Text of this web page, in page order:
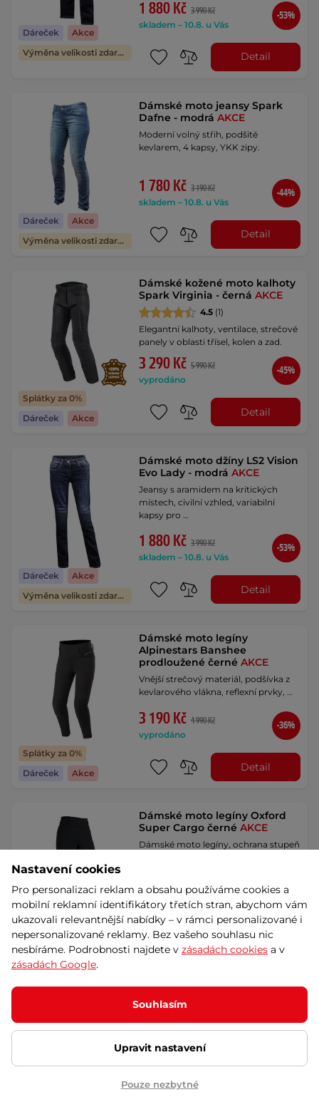
Dáreček
Akce
Výměna velikosti zdarma
1 880 Kč 3 990 Kč
skladem – 10.8. u Vás
-53%
Detail
Dáreček
Akce
Výměna velikosti zdarma
Dámské moto jeansy Spark
Dafne - modráAKCE
Moderní volný střih, podšité
kevlarem, 4 kapsy, YKK zipy.
1 780 Kč 3 190 Kč
skladem – 10.8. u Vás
-44%
Detail
Splátky za 0%
Dáreček
Akce
Dámské kožené moto kalhoty
Spark Virginia - černáAKCE
4.5 (1)
Elegantní kalhoty, ventilace, strečové
panely v oblasti třísel, kolen a zad.
3 290 Kč 5 990 Kč
vyprodáno
-45%
Detail
Dáreček
Akce
Výměna velikosti zdarma
Dámské moto džíny LS2 Vision
Evo Lady - modráAKCE
Jeansy s aramidem na kritických
místech, civilní vzhled, variabilní
kapsy pro …
1 880 Kč 3 990 Kč
skladem – 10.8. u Vás
-53%
Detail
Splátky za 0%
Dáreček
Akce
Dámské moto legíny
Alpinestars Banshee
prodloužené černéAKCE
Vnější strečový materiál, podšívka z
kevlarového vlákna, reflexní prvky, …
3 190 Kč 4 990 Kč
vyprodáno
-36%
Detail
Dáreček
Akce
Výměna velikosti zdarma
Dámské moto legíny Oxford
Super Cargo černéAKCE
Dámské moto legíny, ochrana stupeň
1 960 Kč
3 790 Kč
skladem na prodejně
-48%
Detail
Original Approved Jeans CE
Odolné strečové moto jeansy s CE
protektory a jednovrstvým
2 540 Kč 4 290 Kč
Nastavení cookies
Pro personalizaci reklam a obsahu používáme cookies a
mobilní reklamní identifikátory třetích stran, abychom vám
ukazovali relevantnější nabídky – v rámci personalizované i
nepersonalizované reklamy. Bez vašeho souhlasu nic
nesbíráme. Podrobnosti najdete v zásadách cookies a v
zásadách Google.
Souhlasím
Upravit nastavení
Pouze nezbytné